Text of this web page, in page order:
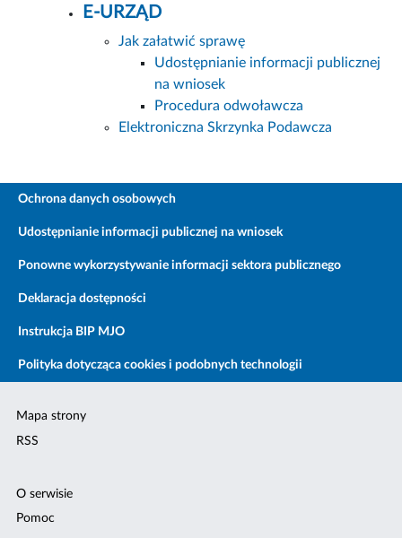
E-URZĄD
Jak załatwić sprawę
Udostępnianie informacji publicznej
na wniosek
Procedura odwoławcza
Elektroniczna Skrzynka Podawcza
Ochrona danych osobowych
Udostępnianie informacji publicznej na wniosek
Ponowne wykorzystywanie informacji sektora publicznego
Deklaracja dostępności
Instrukcja BIP MJO
Polityka dotycząca cookies i podobnych technologii
Mapa strony
RSS
O serwisie
Pomoc